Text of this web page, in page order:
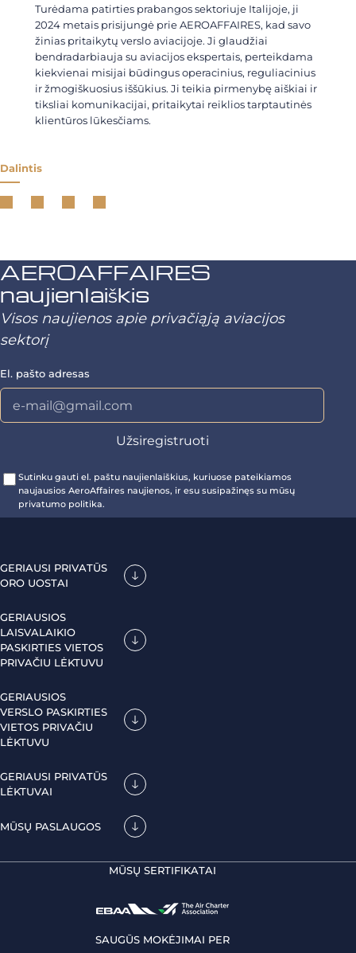
Turėdama patirties prabangos sektoriuje Italijoje, ji
2024 metais prisijungė prie AEROAFFAIRES, kad savo
žinias pritaikytų verslo aviacijoje. Ji glaudžiai
bendradarbiauja su aviacijos ekspertais, perteikdama
kiekvienai misijai būdingus operacinius, reguliacinius
ir žmogiškuosius iššūkius. Ji teikia pirmenybę aiškiai ir
tiksliai komunikacijai, pritaikytai reiklios tarptautinės
klientūros lūkesčiams.
Dalintis
AEROAFFAIRES
naujienlaiškis
Visos naujienos apie privačiąją aviacijos
sektorį
El. pašto adresas
Sutinku gauti el. paštu naujienlaiškius, kuriuose pateikiamos
naujausios AeroAffaires naujienos, ir esu susipažinęs su mūsų
privatumo politika.
GERIAUSI PRIVATŪS
ORO UOSTAI
GERIAUSIOS
LAISVALAIKIO
PASKIRTIES VIETOS
PRIVAČIU LĖKTUVU
GERIAUSIOS
VERSLO PASKIRTIES
VIETOS PRIVAČIU
LĖKTUVU
GERIAUSI PRIVATŪS
LĖKTUVAI
MŪSŲ PASLAUGOS
MŪSŲ SERTIFIKATAI
SAUGŪS MOKĖJIMAI PER